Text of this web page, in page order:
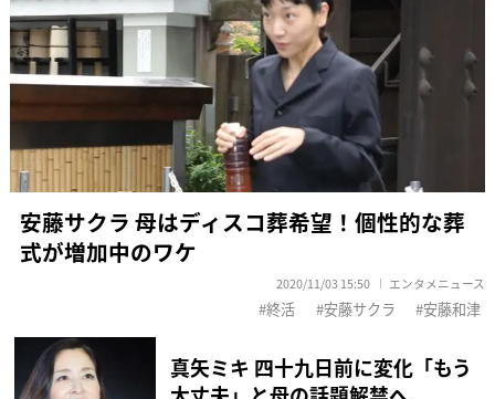
安藤サクラ 母はディスコ葬希望！個性的な葬
式が増加中のワケ
2020/11/03 15:50 エンタメニュース
終活 安藤サクラ 安藤和津
真矢ミキ 四十九日前に変化「もう